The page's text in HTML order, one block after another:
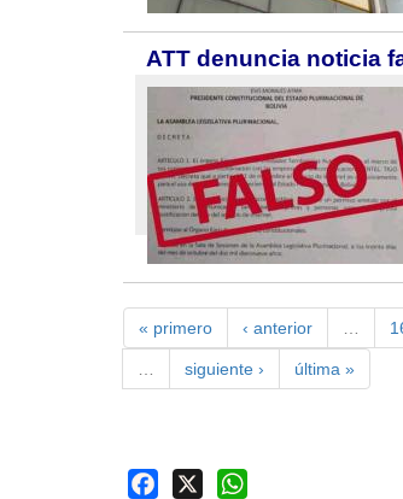
ATT denuncia noticia
« primero ‹ anterior
siguiente › última »
Facebook